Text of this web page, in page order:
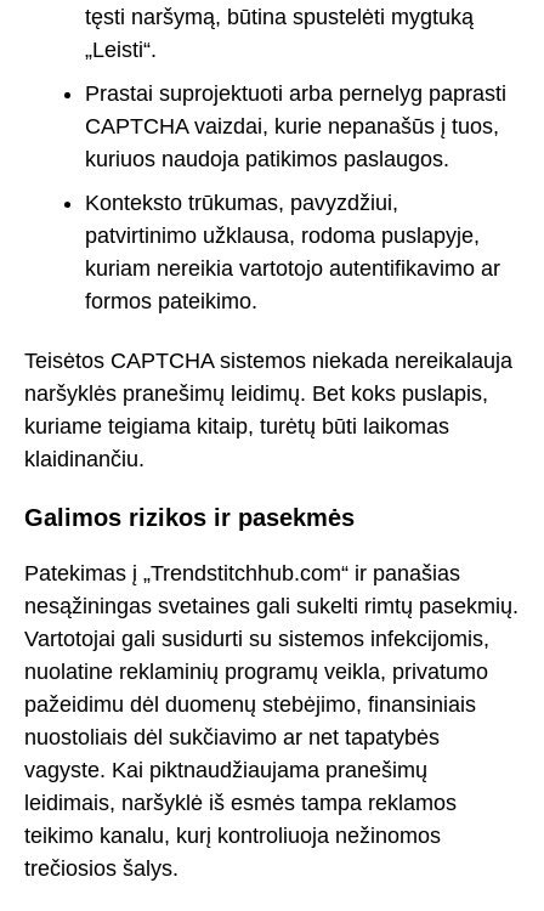
tęsti naršymą, būtina spustelėti mygtuką
„Leisti“.
Prastai suprojektuoti arba pernelyg paprasti
CAPTCHA vaizdai, kurie nepanašūs į tuos,
kuriuos naudoja patikimos paslaugos.
Konteksto trūkumas, pavyzdžiui,
patvirtinimo užklausa, rodoma puslapyje,
kuriam nereikia vartotojo autentifikavimo ar
formos pateikimo.
Teisėtos CAPTCHA sistemos niekada nereikalauja
naršyklės pranešimų leidimų. Bet koks puslapis,
kuriame teigiama kitaip, turėtų būti laikomas
klaidinančiu.
Galimos rizikos ir pasekmės
Patekimas į „Trendstitchhub.com“ ir panašias
nesąžiningas svetaines gali sukelti rimtų pasekmių.
Vartotojai gali susidurti su sistemos infekcijomis,
nuolatine reklaminių programų veikla, privatumo
pažeidimu dėl duomenų stebėjimo, finansiniais
nuostoliais dėl sukčiavimo ar net tapatybės
vagyste. Kai piktnaudžiaujama pranešimų
leidimais, naršyklė iš esmės tampa reklamos
teikimo kanalu, kurį kontroliuoja nežinomos
trečiosios šalys.